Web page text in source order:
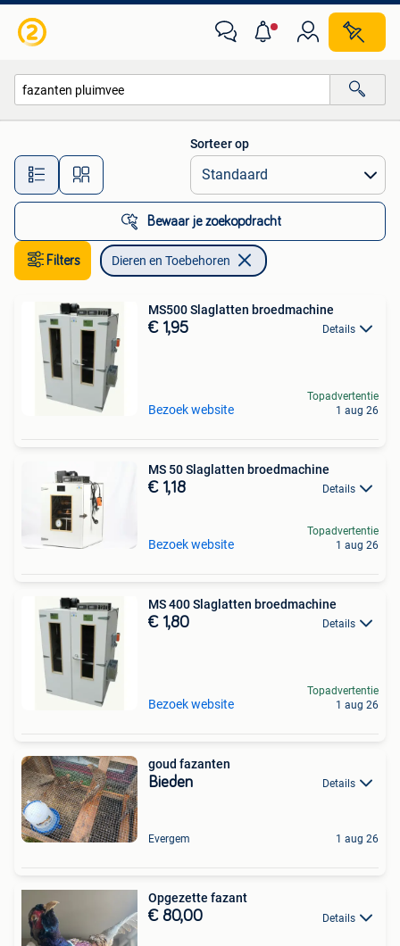
Alle afstanden…
Sorteer op
Bewaar je zoekopdracht
Filters Dieren en Toebehoren
MS500 Slaglatten broedmachine
€ 1,95 Details
Bezoek website
Topadvertentie
1 aug 26
MS 50 Slaglatten broedmachine
€ 1,18 Details
Bezoek website
Topadvertentie
1 aug 26
MS 400 Slaglatten broedmachine
€ 1,80 Details
Bezoek website
Topadvertentie
1 aug 26
goud fazanten
Bieden Details
Evergem 1 aug 26
Opgezette fazant
€ 80,00 Details